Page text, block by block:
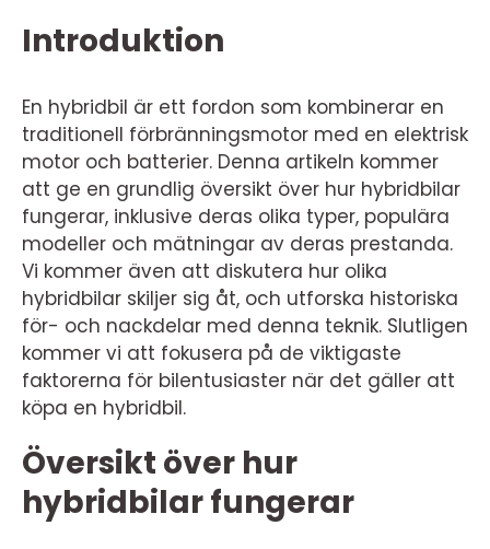
Introduktion
En hybridbil är ett fordon som kombinerar en
traditionell förbränningsmotor med en elektrisk
motor och batterier. Denna artikeln kommer
att ge en grundlig översikt över hur hybridbilar
fungerar, inklusive deras olika typer, populära
modeller och mätningar av deras prestanda.
Vi kommer även att diskutera hur olika
hybridbilar skiljer sig åt, och utforska historiska
för- och nackdelar med denna teknik. Slutligen
kommer vi att fokusera på de viktigaste
faktorerna för bilentusiaster när det gäller att
köpa en hybridbil.
Översikt över hur
hybridbilar fungerar